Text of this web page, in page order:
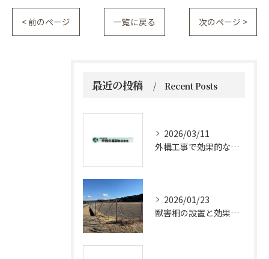
< 前のページ 一覧に戻る 次のページ >
最近の投稿 Recent Posts
2026/03/11
外構工事で効果的な防草対策方法
2026/01/23
獣害柵の設置と効果的メンテナンス法